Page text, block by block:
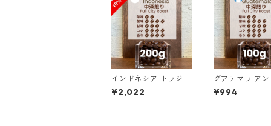
インドネシア トラジャ
ランテカルア スロトコ
農園 200g（100g単
¥2,022
グアテマラ ア
ア ラス・ヌベス農園
レッドブルボ
¥994